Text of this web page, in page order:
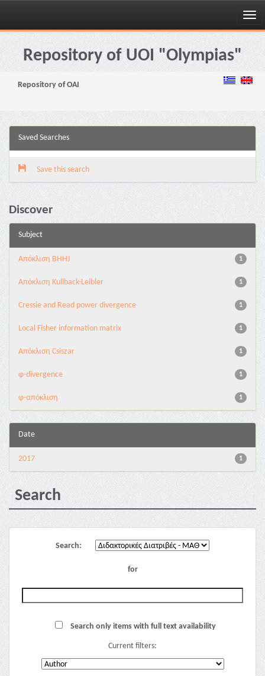
Skip
navigationRepository of UOI "Olympias"
Repository of OAI
Saved Searches
Save this search
Discover
Subject
1
Aπόκλιση BHHJ
1
Aπόκλιση Kullback-Leibler
1
Cressie and Read power divergence
1
Local Fisher information matrix
1
Απόκλιση Csiszar
1
φ-divergence
1
φ-απόκλιση
Date
1
2017
Search
Search:
for
Search only items with full text availability
Current filters: